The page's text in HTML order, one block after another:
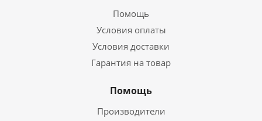
Помощь
Условия оплаты
Условия доставки
Гарантия на товар
Помощь
Производители